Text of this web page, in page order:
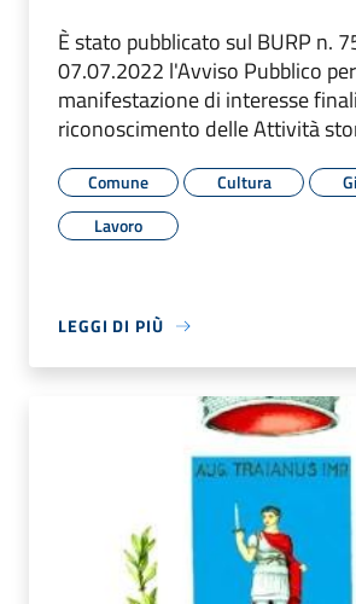
È stato pubblicato sul BURP n.
07.07.2022 l'Avviso Pubblico per
manifestazione di interesse
riconoscimento delle Attività
Comune Cultura
Lavoro
LEGGI DI PIÙ